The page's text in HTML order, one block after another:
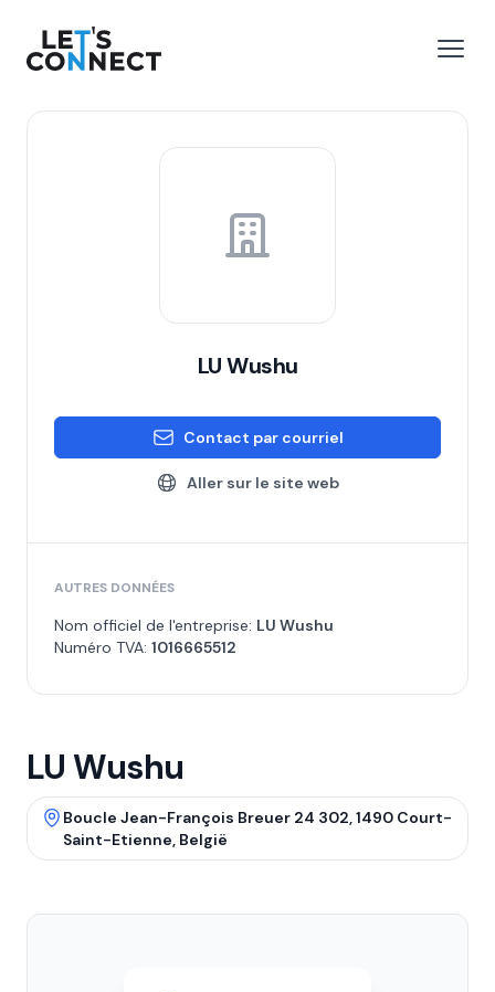
Let's Connect
le menu
LU Wushu
Contact par courriel
Aller sur le site web
AUTRES DONNÉES
Nom officiel de l'entreprise: LU Wushu
Numéro TVA: 1016665512
LU Wushu
Boucle Jean-François Breuer 24 302, 1490 Court-
Saint-Etienne, België